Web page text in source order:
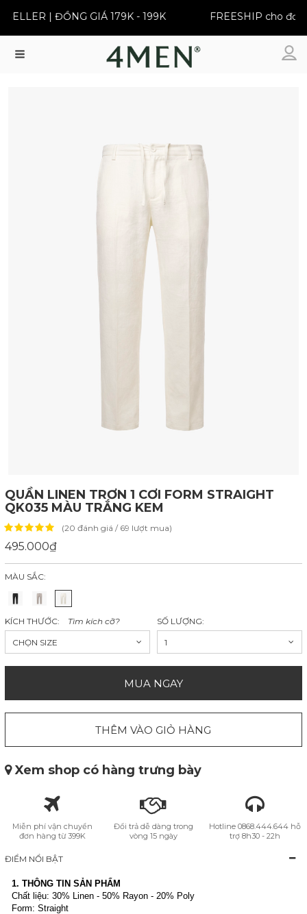
| ĐỒNG GIÁ 179K - 199K FREESHIP cho đơn
QUẦN LINEN TRƠN 1 CƠI FORM STRAIGHT
QK035 MÀU TRẮNG KEM
(20 đánh giá / 69 lượt mua)
495.000₫
MÀU SẮC:
KÍCH THƯỚC: Tìm kích cỡ?
CHỌN SIZE
SỐ LƯỢNG:
1
MUA NGAY
THÊM VÀO GIỎ HÀNG
Xem shop có hàng trưng bày
Miễn phí vận chuyển
đơn hàng từ 399K
Đổi trả dễ dàng trong
vòng 15 ngày
Hotline 0868.444.644 hỗ
trợ 8h30 - 22h
ĐIỂM NỔI BẬT
1. THÔNG TIN SẢN PHẨM
Chất liệu: 30% Linen - 50% Rayon - 20% Poly
Form: Straight